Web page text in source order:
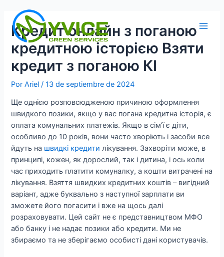
contenido
Кредит онлайн з поганою
кредитною історією Взяти
кредит з поганою КІ
PorAriel/13 de septiembre de 2024
Ще однією розповсюдженою причиною оформлення
швидкого позики, якщо у вас погана кредитна історія, є
оплата комунальних платежів. Якщо в сім’ї є діти,
особливо до 10 років, вони часто хворіють і засоби все
йдуть на швидкі кредити лікування. Захворіти може, в
принципі, кожен, як дорослий, так і дитина, і ось коли
час приходить платити комуналку, а кошти витрачені на
лікування. Взяття швидких кредитних коштів – вигідний
варіант, адже буквально з наступної зарплати ви
зможете його погасити і вже на щось далі
розраховувати. Цей сайт не є представництвом МФО
або банку і не надає позики або кредити. Ми не
збираємо та не зберігаємо особисті дані користувачів.